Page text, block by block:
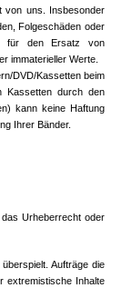
von uns. Insbesonder
Folgeschäden oder
für den Ersatz von
immaterieller Werte.
DVD/Kassetten beim
Kassetten durch den
kann keine Haftung
Ihrer Bänder.
Urheberrecht oder
Aufträge die
extremistische Inhalte